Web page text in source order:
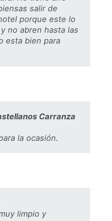
salir de
porque este lo
no abren hasta las
esta bien para
Carranza
la ocasión.
limpio y